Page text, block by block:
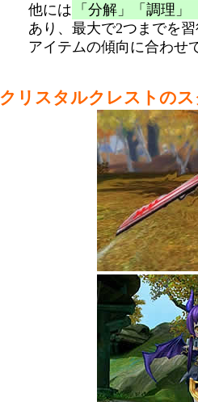
他には
「分解」「調理
あり、最大で2つまでを
アイテムの傾向に合わせ
クリスタルクレストの